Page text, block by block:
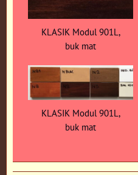
KLASIK Modul 901L,
buk mat
KLASIK Modul 901L,
buk mat